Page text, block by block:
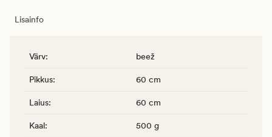
Lisainfo
Värv: beež
Pikkus: 60 cm
Laius: 60 cm
Kaal: 500 g